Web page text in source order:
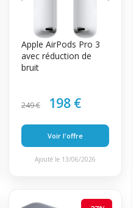
Apple AirPods Pro 3
avec réduction de
bruit
249 € 198 €
Voir l'offre
Ajouté le 13/06/2026